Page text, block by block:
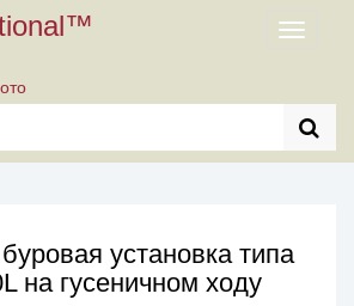
Toggle
установка типа
на гусеничном ходу